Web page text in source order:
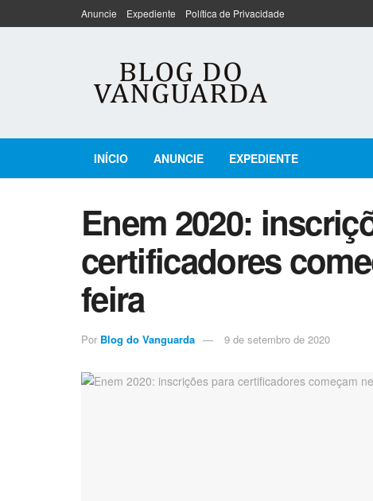
Anuncie Expediente Política de Privacidade
INÍCIO ANUNCIE EXPEDIENTE
Enem 2020:
certificadores
feira
Por Blog do Vanguarda 9 de setembro de 2020